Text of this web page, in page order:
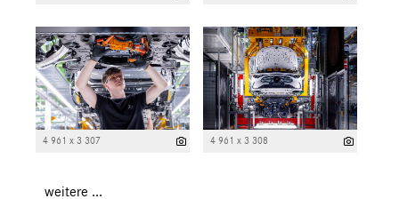
4 961 x 3 307 4 961 x 3 308
weitere ...